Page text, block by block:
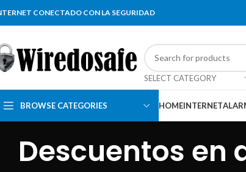
CONECTADO CON LA SEGURIDAD
SELECT CATEGORY
BROWSE CATEGORIES HOMEINTERNET
Descuentos en